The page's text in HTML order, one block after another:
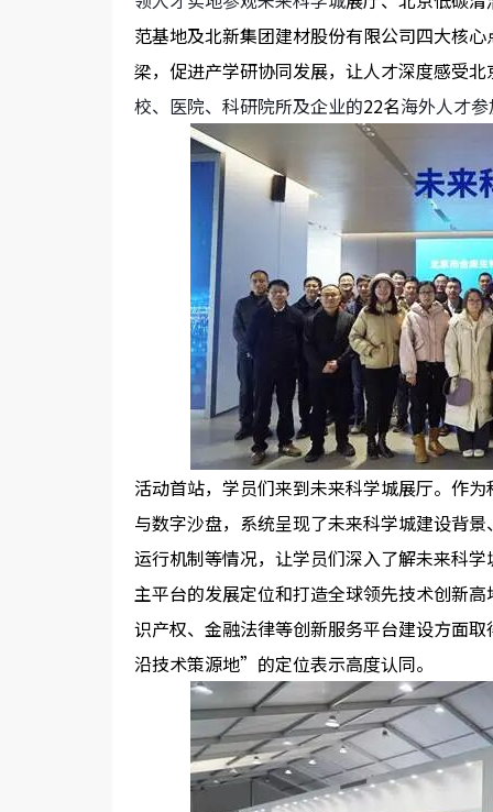
范基地及北新集团建材股份有限公司四大核
梁，促进产学研协同发展，让人才深度感受
校、医院、科研院所及企业的22名海外人才
活动首站，学员们来到未来科学城展厅。作为
与数字沙盘，系统呈现了未来科学城建设背
运行机制等情况，让学员们深入了解未来科
主平台的发展定位和打造全球领先技术创新
识产权、金融法律等创新服务平台建设方面
沿技术策源地” 的定位表示高度认同。